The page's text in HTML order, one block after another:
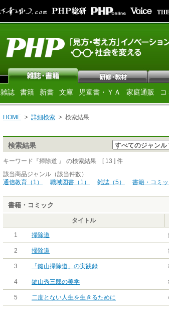
雑誌 書籍 新書 文庫 児童書・ＹＡ 家庭通販 コ
HOME 詳細検索
検索結果
検索結果
キーワード『掃除道 』 の検索結果 [ 13 ] 件
該当商品ジャンル（該当件数）
通信教育（1）
職域図書（1） 雑誌（5） 書籍・コミッ
書籍・コミック
タイトル
1 掃除道
2 掃除道
3 「鍵山掃除道」の実践録
4 鍵山秀三郎の美学
5 二度とない人生を生きるために